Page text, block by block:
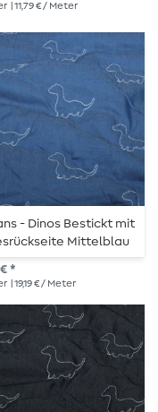
| 11,79 € / Meter
- Dinos Bestickt mit
Mittelblau
*
| 19,19 € / Meter